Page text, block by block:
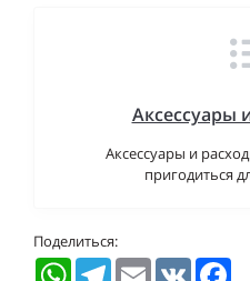
Аксессуары
Аксессуары и
пригодиться
Поделиться:
WhatsAppTelegramEmail VK